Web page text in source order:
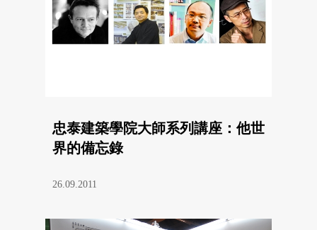
忠泰建築學院大師系列講座：他世
界的備忘錄
26.09.2011